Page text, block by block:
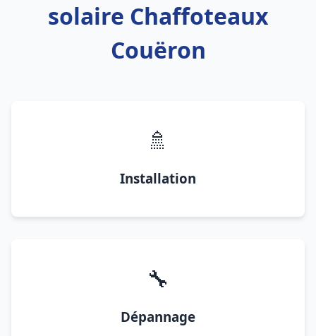
solaire Chaffoteaux
Couëron
🚿
Installation
🔧
Dépannage